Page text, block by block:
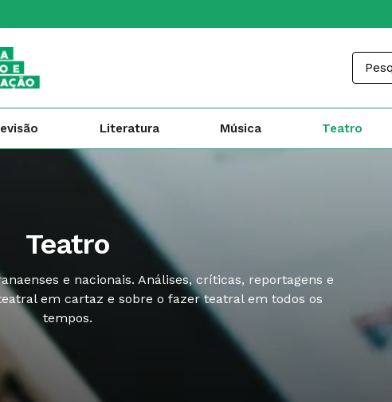
Literatura Música Teatro
Teatro
e nacionais. Análises, críticas, reportagens e
em cartaz e sobre o fazer teatral em todos os
tempos.